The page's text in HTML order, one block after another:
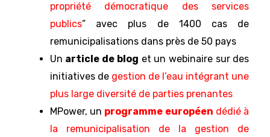
propriété démocratique des services
publics” avec plus de 1400 cas de
remunicipalisations dans près de 50 pays
Un article de blog et un webinaire sur des
initiatives de gestion de l’eau intégrant une
plus large diversité de parties prenantes
MPower, un programme européen dédié à
la remunicipalisation de la gestion de